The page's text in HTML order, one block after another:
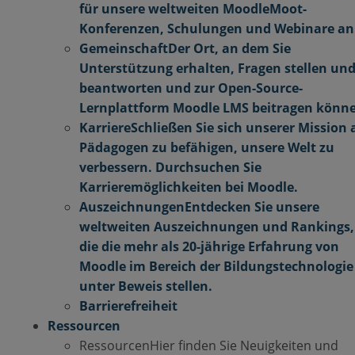
für unsere weltweiten MoodleMoot-
Konferenzen, Schulungen und Webinare
GemeinschaftDer Ort, an dem Sie
Unterstützung erhalten, Fragen stellen und
beantworten und zur Open-Source-
Lernplattform Moodle LMS beitragen
KarriereSchließen Sie sich unserer Mission
Pädagogen zu befähigen, unsere Welt zu
verbessern. Durchsuchen Sie
Karrieremöglichkeiten bei Moodle.
AuszeichnungenEntdecken Sie unsere
weltweiten Auszeichnungen und Rankings,
die die mehr als 20-jährige Erfahrung von
Moodle im Bereich der Bildungstechnologie
unter Beweis stellen.
Barrierefreiheit
Ressourcen
RessourcenHier finden Sie Neuigkeiten und